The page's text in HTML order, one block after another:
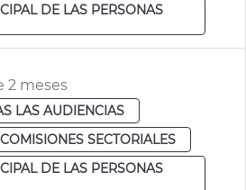
DE LAS PERSONAS
2 meses
LAS AUDIENCIAS
COMISIONES SECTORIALES
DE LAS PERSONAS